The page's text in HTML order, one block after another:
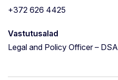
+372 626 4425
Vastutusalad
Legal and Policy Officer – DSA